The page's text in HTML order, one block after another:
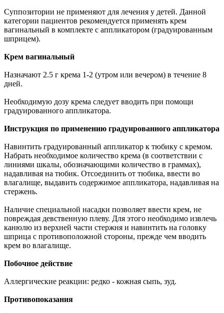
Суппозитории не применяют для лечения у детей. Данной
категории пациентов рекомендуется применять крем
вагинальный в комплекте с аппликатором (градуированным
шприцем).
Крем вагинальный
Назначают 2.5 г крема 1-2 (утром или вечером) в течение 8
дней.
Необходимую дозу крема следует вводить при помощи
градуированного аппликатора.
Инструкция по применению градуированного аппликатора
Навинтить градуированный аппликатор к тюбику с кремом.
Набрать необходимое количество крема (в соответствии с
линиями шкалы, обозначающими количество в граммах),
надавливая на тюбик. Отсоединить от тюбика, ввести во
влагалище, выдавить содержимое аппликатора, надавливая на
стержень.
Наличие специальной насадки позволяет ввести крем, не
повреждая девственную плеву. Для этого необходимо извлечь
канюлю из верхней части стержня и навинтить на головку
шприца с противоположной стороны, прежде чем вводить
крем во влагалище.
Побочное действие
Аллергические реакции: редко - кожная сыпь, зуд.
Противопоказания